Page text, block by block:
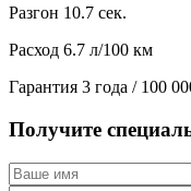
Разгон 10.7 сек.
Расход 6.7 л/100 км
Гарантия 3 года / 100
Получите